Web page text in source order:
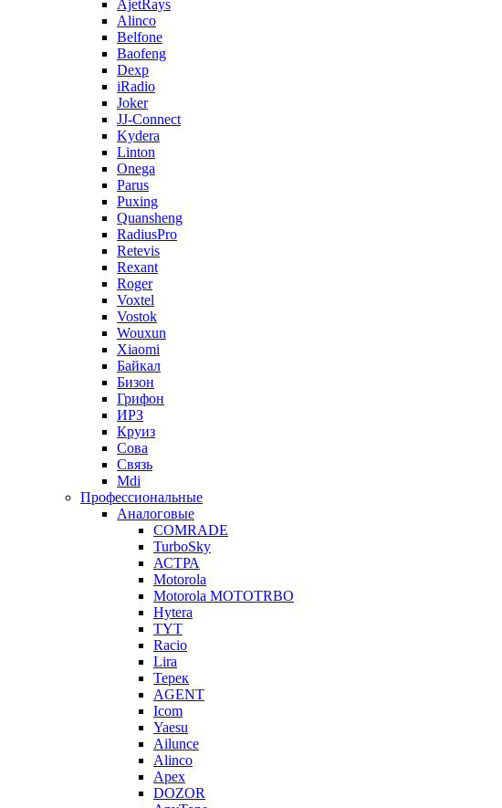
AjetRays
Alinco
Belfone
Baofeng
Dexp
iRadio
Joker
JJ-Connect
Kydera
Linton
Onega
Parus
Puxing
Quansheng
RadiusPro
Retevis
Rexant
Roger
Voxtel
Vostok
Wouxun
Xiaomi
Байкал
Бизон
Грифон
ИРЗ
Круиз
Сова
Связь
Mdi
Профессиональные
Аналоговые
COMRADE
TurboSky
АСТРА
Motorola
Motorola MOTOTRBO
Hytera
TYT
Racio
Lira
Терек
AGENT
Icom
Yaesu
Ailunce
Alinco
Apex
DOZOR